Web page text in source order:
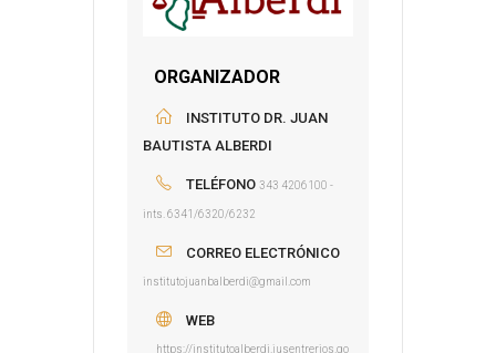
ORGANIZADOR
INSTITUTO DR. JUAN
BAUTISTA ALBERDI
TELÉFONO 343 4206100 -
ints. 6341/6320/6232
CORREO ELECTRÓNICO
institutojuanbalberdi@gmail.com
WEB
https://institutoalberdi.jusentrerios.go